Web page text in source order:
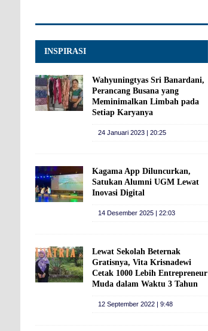
INSPIRASI
Wahyuningtyas Sri Banardani,
Perancang Busana yang
Meminimalkan Limbah pada
Setiap Karyanya
24 Januari 2023 | 20:25
Kagama App Diluncurkan,
Satukan Alumni UGM Lewat
Inovasi Digital
14 Desember 2025 | 22:03
Lewat Sekolah Beternak
Gratisnya, Vita Krisnadewi
Cetak 1000 Lebih Entrepreneur
Muda dalam Waktu 3 Tahun
12 September 2022 | 9:48